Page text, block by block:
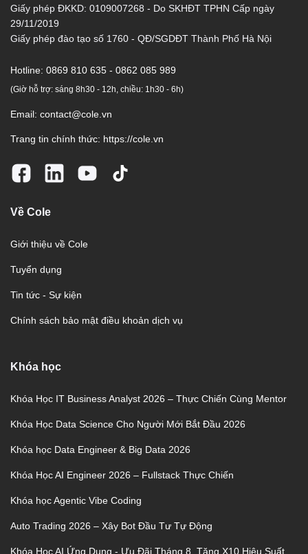
Giấy phép ĐKKD: 0109007268 - Do SKHĐT TPHN Cấp ngày
29/11/2019
Giấy phép đào tạo số 1760 - QĐ/SGDĐT Thành Phố Hà Nội
Hotline: 0869 810 635 - 0862 085 989
(Giờ hỗ trợ: sáng 8h30 - 12h, chiều: 1h30 - 6h)
Email: contact@cole.vn
Trang tin chính thức: https://cole.vn
Về Cole
Giới thiệu về Cole
Tuyển dụng
Tin tức - Sự kiện
Chính sách bảo mật điều khoản dịch vụ
Khóa học
Khóa Học IT Business Analyst 2026 – Thực Chiến Cùng Mentor
Khóa Học Data Science Cho Người Mới Bắt Đầu 2026
Khóa học Data Engineer & Big Data 2026
Khóa Học AI Engineer 2026 – Fullstack Thực Chiến
Khóa học Agentic Vibe Coding
Auto Trading 2026 – Xây Bot Đầu Tư Tự Động
Khóa Học AI Ứng Dụng - Ưu Đãi Tháng 8, Tăng X10 Hiệu Suất